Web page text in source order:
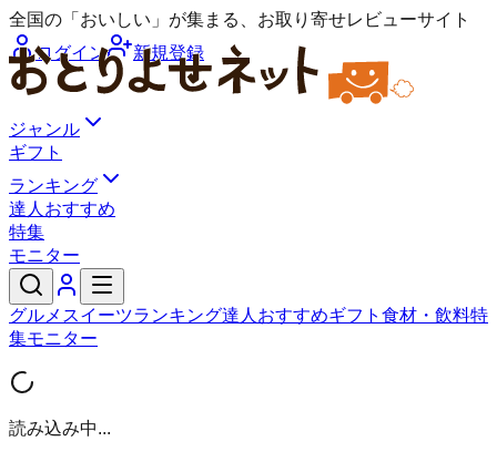
全国の「おいしい」が集まる、お取り寄せレビューサイト
ログイン
新規登録
ジャンル
ギフト
ランキング
達人おすすめ
特集
モニター
グルメ スイーツランキング達人おすすめギフト 食材・飲料特
集モニター
読み込み中...